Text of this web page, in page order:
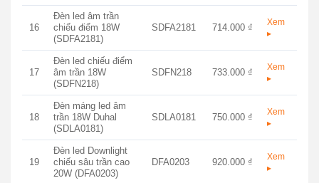
16
Đèn led âm trần
chiếu điểm 18W
(SDFA2181)
SDFA2181 714.000 ₫
Xem
▸
17
Đèn led chiếu điểm
âm trần 18W
(SDFN218)
SDFN218 733.000 ₫
Xem
▸
18
Đèn máng led âm
trần 18W Duhal
(SDLA0181)
SDLA0181 750.000 ₫
Xem
▸
19
Đèn led Downlight
chiếu sâu trần cao
20W (DFA0203)
DFA0203 920.000 ₫
Xem
▸